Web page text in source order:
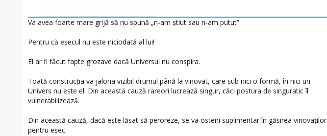
Va avea foarte mare grijă să nu spună „n-am știut sau n-am putut”.
Pentru că eșecul nu este niciodată al lui!
El ar fi făcut fapte grozave dacă Universul nu conspira.
Toată construcția va jalona vizibil drumul până la vinovat, care sub nici o formă, în nici un
Univers nu este el. Din această cauză rareori lucrează singur, căci postura de singuratic îl
vulnerabilizează.
Din această cauză, dacă este lăsat să peroreze, se va osteni suplimentar în găsirea vinovaților
pentru eșec.